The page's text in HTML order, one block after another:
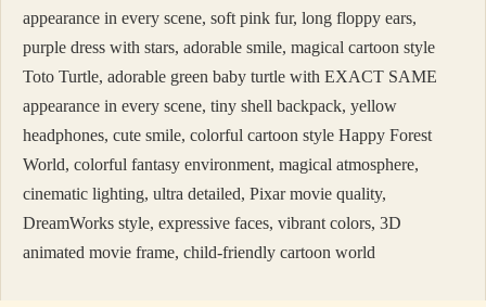
appearance in every scene, soft pink fur, long floppy ears,
purple dress with stars, adorable smile, magical cartoon style
Toto Turtle, adorable green baby turtle with EXACT SAME
appearance in every scene, tiny shell backpack, yellow
headphones, cute smile, colorful cartoon style Happy Forest
World, colorful fantasy environment, magical atmosphere,
cinematic lighting, ultra detailed, Pixar movie quality,
DreamWorks style, expressive faces, vibrant colors, 3D
animated movie frame, child-friendly cartoon world